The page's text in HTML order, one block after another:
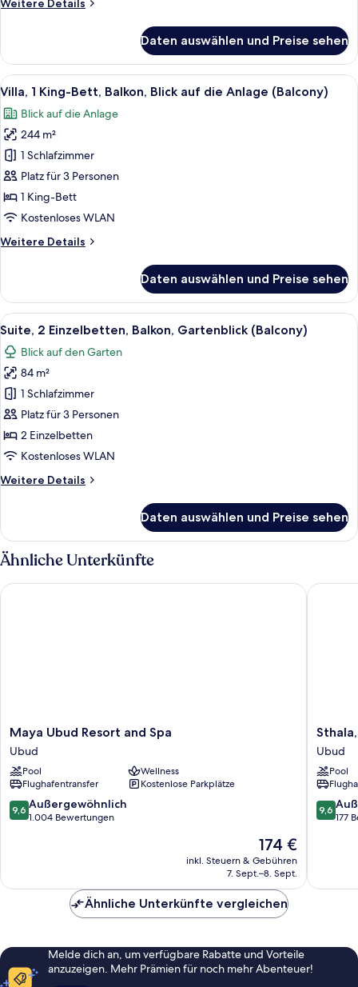
2 Einzelbetten,
Balkon,
Gartenblick
Daten auswählen und Preise sehen
Alle
Fotos
für
Villa,
1 King-
Bett,
Balkon,
Blick
die
anzeigen
Ein modernes Hotelzimmer mit
9
Villa, 1 King-Bett, Balkon, Blick auf die Anlage (Balcony)
Blick auf die Anlage
244 m²
1 Schlafzimmer
Platz für 3 Personen
1 King-Bett
Kostenloses WLAN
Weitere Details
Weitere
1 King-
Bett,
Balkon,
auf
die
Anlage
(Balcony)
Daten auswählen und Preise sehen
Alle
Fotos
für
Suite,
2 Einzelbetten,
Balkon,
Gartenblick
(Balcony)
Ein Hotelzimmer mit zwei Betten,
10
Suite, 2 Einzelbetten, Balkon, Gartenblick (Balcony)
Blick auf den Garten
84 m²
1 Schlafzimmer
Platz für 3 Personen
2 Einzelbetten
Kostenloses WLAN
Weitere Details
Weitere
2 Einzelbetten,
Balkon,
Gartenblick
Daten auswählen und Preise sehen
Ähnliche Unterkünfte
Maya
Ubud
Resort
and
Spa
Ubud
Maya Ubud Resort and Spa
Ubud
Pool
Wellness
Flughafentransfer
Kostenlose Parkplätze
9.6
von
9,6 Außergewöhnlich
1.004 Bewertungen
Der
Preis
beträgt
174 €
inkl. Steuern & Gebühren
7. Sept.–8. Sept.
Maya Ubud Resort and Spa
Sthala,
A
Tribute
Portfolio
Hotel,
Ubud
Bali
Ubud
Pool
9.6
von
9,6
177
Sthala,
Ähnliche Unterkünfte vergleichen
Melde dich an, um verfügbare Rabatte und Vorteile
anzuzeigen. Mehr Prämien für noch mehr Abenteuer!